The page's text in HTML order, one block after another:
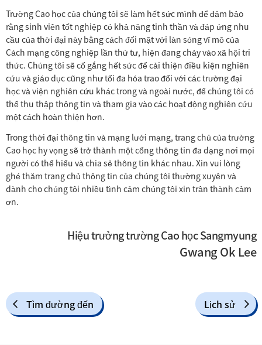
Trường Cao học của chúng tôi sẽ làm hết sức mình để đảm bảo
rằng sinh viên tốt nghiệp có khả năng tinh thần và đáp ứng nhu
cầu của thời đại này bằng cách đối mặt với làn sóng vĩ mô của
Cách mạng công nghiệp lần thứ tư, hiện đang chảy vào xã hội tri
thức. Chúng tôi sẽ cố gắng hết sức để cải thiện điều kiện nghiên
cứu và giáo dục cũng như tối đa hóa trao đổi với các trường đại
học và viện nghiên cứu khác trong và ngoài nước, để chúng tôi có
thể thu thập thông tin và tham gia vào các hoạt động nghiên cứu
một cách hoàn thiện hơn.
Trong thời đại thông tin và mạng lưới mạng, trang chủ của trường
Cao học hy vọng sẽ trở thành một cổng thông tin đa dạng nơi mọi
người có thể hiểu và chia sẻ thông tin khác nhau. Xin vui lòng
ghé thăm trang chủ thông tin của chúng tôi thường xuyên và
dành cho chúng tôi nhiều tình cảm chúng tôi xin trân thành cảm
ơn.
Hiệu trưởng trường Cao học Sangmyung
Gwang Ok Lee
Tìm đường đến Lịch sử